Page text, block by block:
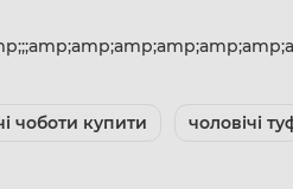
чоботи купити чоловічі